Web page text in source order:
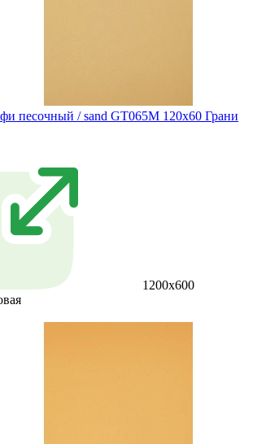
песочный / sand GT065M 120х60 Грани
1200х600